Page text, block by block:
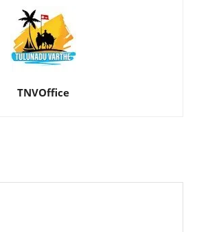
TNVOffice